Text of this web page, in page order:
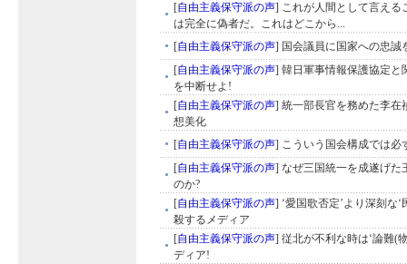
[自由主義保守派の声] これが人間として言える
は完全に偽者だ。これはどこから...
[自由主義保守派の声] 国会議員に国家への忠誠
[自由主義保守派の声] 韓日軍事情報保護協定と
を中断せよ!
[自由主義保守派の声] 統一部長官を務めた李在
想美化
[自由主義保守派の声] こういう国会構成では必
[自由主義保守派の声] なぜ三国統一を成遂げた
のか?
[自由主義保守派の声] ‘愛国歌否定’より深刻な
殺するメディア
[自由主義保守派の声] 従北が不利な時は‘論難(
ディア!